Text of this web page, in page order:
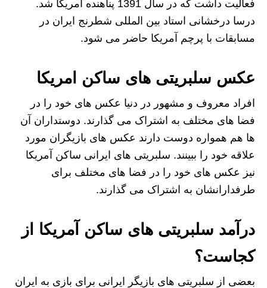
فعالیت داشت که در سال 1391 پناهنده آمریکا شد.
درسا درخشانی استاد بین المللی شطرنج ایران در
مسابقات با پرچم آمریکا حاضر می شود.
عکس سلبریتی های ساکن امریکا
افراد معروف و مشهور در دنیا عکس های خود را در
فضا های مختلف به اشتراک می گذارند. دوستداران آن
ها هم همواره دوست دارند عکس های بازیگران مورد
علاقه خود را ببینند. سلبریتی های ایرانی ساکن آمریکا
نیز عکس های خود را در فضا های مختلف برای
طرفدارانشان به اشتراک می گذارند.
درآمد سلبریتی های ساکن آمریکا از
کجاست؟
بعضی از سلبریتی های بازیگر ایرانی برای بازی به ایران